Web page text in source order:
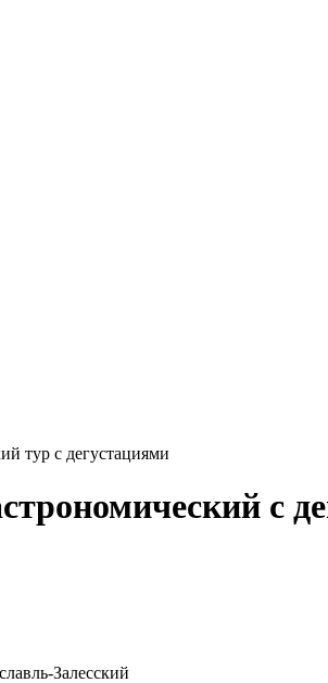
тур с дегустациями
с
Залесский